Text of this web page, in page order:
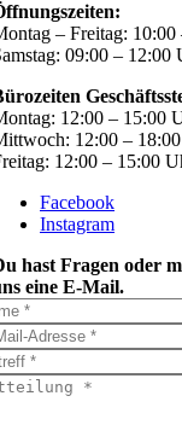
– Freitag:
09:00 – 12:00
12:00 – 15:00
12:00 –
12:00 – 15:00
Facebook
Instagram
hast Fragen oder
eine E-Mail.